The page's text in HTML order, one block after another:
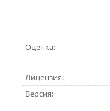
Оценка:
Лицензия:
Версия: